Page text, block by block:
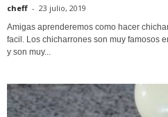
cheff - 23 julio, 2019
Amigas aprenderemos como hacer
facil. Los chicharrones son muy famosos
y son muy...